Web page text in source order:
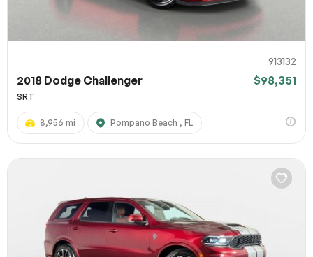
913132
2018 Dodge Challenger $98,351
SRT
8,956 mi Pompano Beach , FL